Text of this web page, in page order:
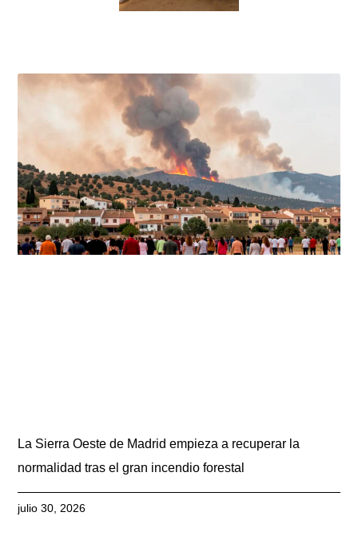
La Sierra Oeste de Madrid empieza a recuperar la
normalidad tras el gran incendio forestal
julio 30, 2026